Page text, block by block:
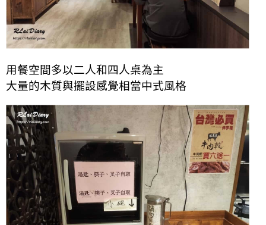
用餐空間多以二人和四人桌為主
大量的木質與擺設感覺相當中式風格